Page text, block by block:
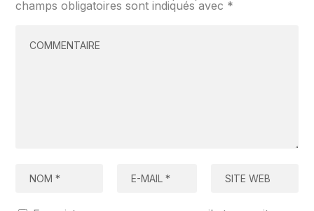
champs obligatoires sont indiqués avec *